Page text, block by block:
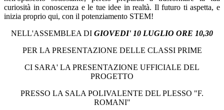
curiosità in conoscenza e le tue idee in realtà. Il futuro ti aspetta, e
inizia proprio qui, con il potenziamento STEM!
NELL'ASSEMBLEA DI GIOVEDI' 10 LUGLIO ORE 10,30
PER LA PRESENTAZIONE DELLE CLASSI PRIME
CI SARA' LA PRESENTAZIONE UFFICIALE DEL
PROGETTO
PRESSO LA SALA POLIVALENTE DEL PLESSO "F.
ROMANI"